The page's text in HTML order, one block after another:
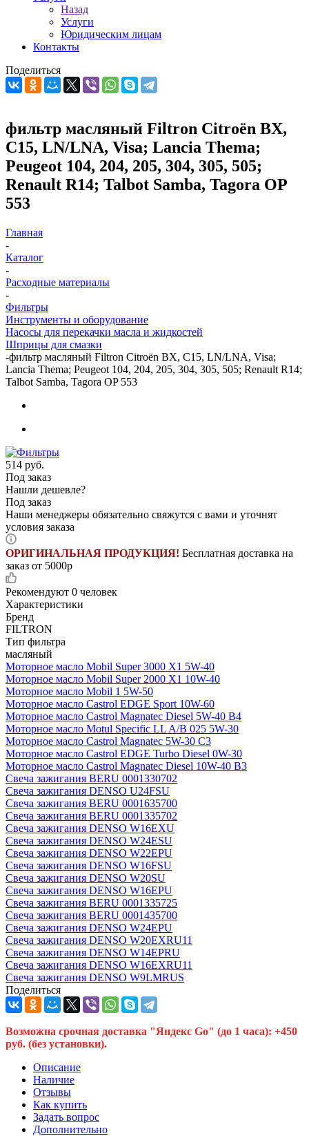
Назад
Услуги
Юридическим лицам
Контакты
Поделиться
фильтр масляный Filtron Citroën BX,
C15, LN/LNA, Visa; Lancia Thema;
Peugeot 104, 204, 205, 304, 305, 505;
Renault R14; Talbot Samba, Tagora OP
553
Главная
-
Каталог
-
Расходные материалы
-
Фильтры
Инструменты и оборудование
Насосы для перекачки масла и жидкостей
Шприцы для смазки
-фильтр масляный Filtron Citroën BX, C15, LN/LNA, Visa;
Lancia Thema; Peugeot 104, 204, 205, 304, 305, 505; Renault R14;
Talbot Samba, Tagora OP 553
514 руб.
Под заказ
Нашли дешевле?
Под заказ
Наши менеджеры обязательно свяжутся с вами и уточнят
условия заказа
ОРИГИНАЛЬНАЯ ПРОДУКЦИЯ! Бесплатная доставка на
заказ от 5000р
Рекомендуют 0 человек
Характеристики
Бренд
FILTRON
Тип фильтра
масляный
Моторное масло Mobil Super 3000 X1 5W-40
Моторное масло Mobil Super 2000 X1 10W-40
Моторное масло Mobil 1 5W-50
Моторное масло Castrol EDGE Sport 10W-60
Моторное масло Castrol Magnatec Diesel 5W-40 В4
Моторное масло Motul Specific LL A/B 025 5W-30
Моторное масло Castrol Magnatec 5W-30 C3
Моторное масло Castrol EDGE Turbo Diesel 0W-30
Моторное масло Castrol Magnatec Diesel 10W-40 B3
Свеча зажигания BERU 0001330702
Свеча зажигания DENSO U24FSU
Свеча зажигания BERU 0001635700
Свеча зажигания BERU 0001335702
Свеча зажигания DENSO W16EXU
Свеча зажигания DENSO W24ESU
Свеча зажигания DENSO W22EPU
Свеча зажигания DENSO W16FSU
Свеча зажигания DENSO W20SU
Свеча зажигания DENSO W16EPU
Свеча зажигания BERU 0001335725
Свеча зажигания BERU 0001435700
Свеча зажигания DENSO W24EPU
Свеча зажигания DENSO W20EXRU11
Свеча зажигания DENSO W14EPRU
Свеча зажигания DENSO W16EXRU11
Свеча зажигания DENSO W9LMRUS
Поделиться
Возможна срочная доставка "Яндекс Go" (до 1 часа): +450
руб. (без установки).
Описание
Наличие
Отзывы
Как купить
Задать вопрос
Дополнительно